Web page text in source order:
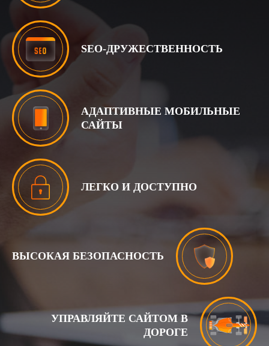
SEO-ДРУЖЕСТВЕННОСТЬ
АДАПТИВНЫЕ МОБИЛЬНЫЕ
САЙТЫ
ЛЕГКО И ДОСТУПНО
ВЫСОКАЯ БЕЗОПАСНОСТЬ
УПРАВЛЯЙТЕ САЙТОМ В
ДОРОГЕ